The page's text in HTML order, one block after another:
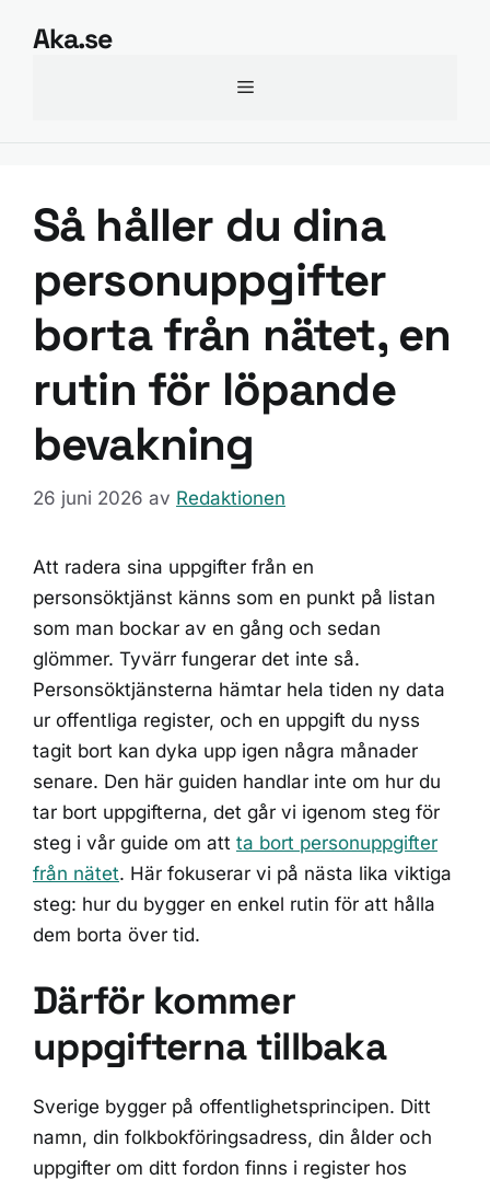
Aka.se
Meny
Så håller du dina
personuppgifter
borta från nätet, en
rutin för löpande
bevakning
26 juni 2026 av Redaktionen
Att radera sina uppgifter från en
personsöktjänst känns som en punkt på listan
som man bockar av en gång och sedan
glömmer. Tyvärr fungerar det inte så.
Personsöktjänsterna hämtar hela tiden ny data
ur offentliga register, och en uppgift du nyss
tagit bort kan dyka upp igen några månader
senare. Den här guiden handlar inte om hur du
tar bort uppgifterna, det går vi igenom steg för
steg i vår guide om att ta bort personuppgifter
från nätet. Här fokuserar vi på nästa lika viktiga
steg: hur du bygger en enkel rutin för att hålla
dem borta över tid.
Därför kommer
uppgifterna tillbaka
Sverige bygger på offentlighetsprincipen. Ditt
namn, din folkbokföringsadress, din ålder och
uppgifter om ditt fordon finns i register hos